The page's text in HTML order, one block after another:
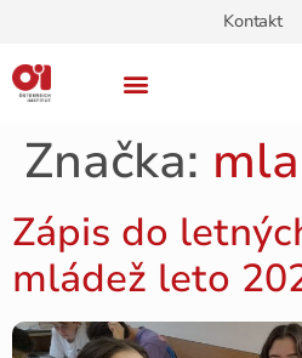
Kontakt
Značka:
Zápis do
mládež leto